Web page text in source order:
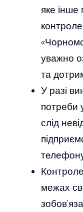
яке інше
уважно
та
У разі
потреби
слід
межах